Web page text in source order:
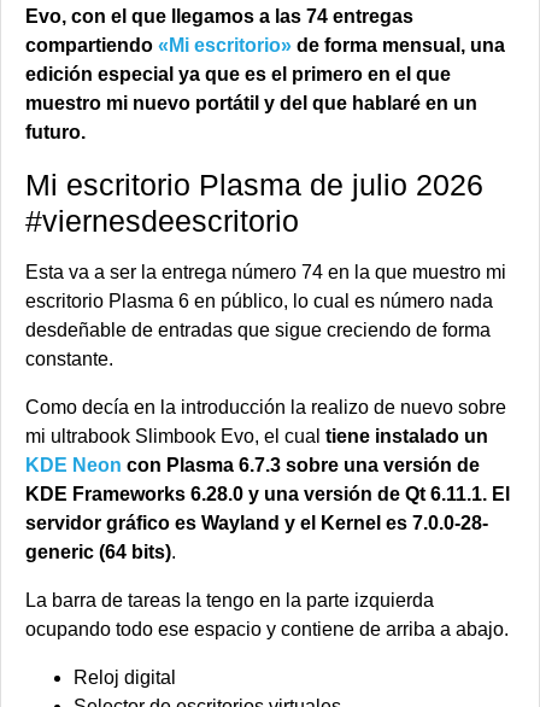
Evo, con el que llegamos a las 74 entregas
compartiendo «Mi escritorio» de forma mensual, una
edición especial ya que es el primero en el que
muestro mi nuevo portátil y del que hablaré en un
futuro.
Mi escritorio Plasma de julio 2026
#viernesdeescritorio
Esta va a ser la entrega número 74 en la que muestro mi
escritorio Plasma 6 en público, lo cual es número nada
desdeñable de entradas que sigue creciendo de forma
constante.
Como decía en la introducción la realizo de nuevo sobre
mi ultrabook Slimbook Evo, el cual tiene instalado un
KDE Neon con Plasma 6.7.3 sobre una versión de
KDE Frameworks 6.28.0 y una versión de Qt 6.11.1. El
servidor gráfico es Wayland y el Kernel es 7.0.0-28-
generic (64 bits).
La barra de tareas la tengo en la parte izquierda
ocupando todo ese espacio y contiene de arriba a abajo.
Reloj digital